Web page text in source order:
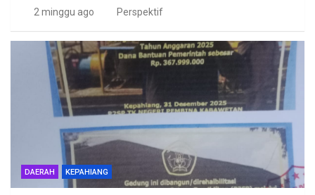
2 minggu ago Perspektif
DAERAH KEPAHIANG